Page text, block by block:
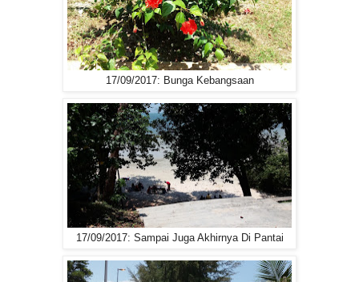
17/09/2017: Bunga Kebangsaan
17/09/2017: Sampai Juga Akhirnya Di Pantai